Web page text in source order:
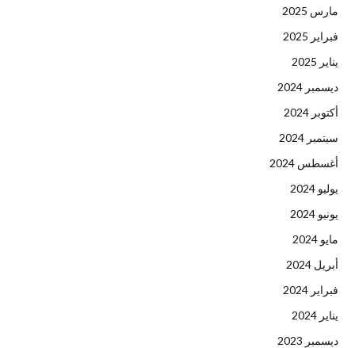
مارس 2025
فبراير 2025
يناير 2025
ديسمبر 2024
أكتوبر 2024
سبتمبر 2024
أغسطس 2024
يوليو 2024
يونيو 2024
مايو 2024
أبريل 2024
فبراير 2024
يناير 2024
ديسمبر 2023